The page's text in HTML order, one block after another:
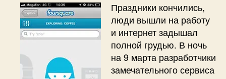
Праздники кончились,
люди вышли на работу
и интернет задышал
полной грудью. В ночь
на 9 марта разработчики
замечательного сервиса